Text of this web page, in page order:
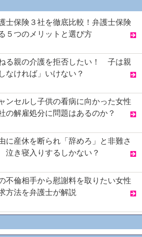
士保険３社を徹底比較！弁護士保険
５つのメリットと選び方
る親の介護を拒否したい！ 子は親
なければ」いけない？
ンセルし子供の看病に向かった女性
解雇処分に問題はあるのか？
に産休を断られ「辞めろ」と非難さ
き寝入りするしかない？
不倫相手から慰謝料を取りたい女性
方法を弁護士が解説